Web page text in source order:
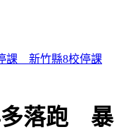
沒你的父親節
多落跑 暴